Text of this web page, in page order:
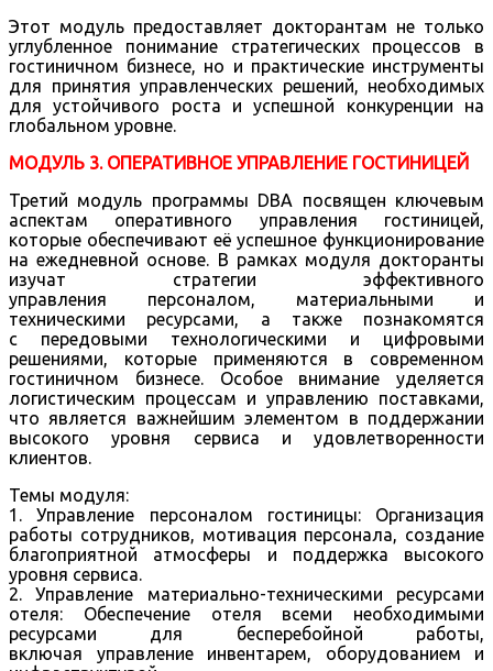
Этот модуль предоставляет докторантам не только
углубленное понимание стратегических процессов в
гостиничном бизнесе, но и практические инструменты
для принятия управленческих решений, необходимых
для устойчивого роста и успешной конкуренции на
глобальном уровне.
МОДУЛЬ 3. ОПЕРАТИВНОЕ УПРАВЛЕНИЕ ГОСТИНИЦЕЙ
Третий модуль программы DBA посвящен ключевым
аспектам оперативного управления гостиницей,
которые обеспечивают её успешное функционирование
на ежедневной основе. В рамках модуля докторанты
изучат стратегии эффективного
управления персоналом, материальными и
техническими ресурсами, а также познакомятся
с передовыми технологическими и цифровыми
решениями, которые применяются в современном
гостиничном бизнесе. Особое внимание уделяется
логистическим процессам и управлению поставками,
что является важнейшим элементом в поддержании
высокого уровня сервиса и удовлетворенности
клиентов.
Темы модуля:
1. Управление персоналом гостиницы: Организация
работы сотрудников, мотивация персонала, создание
благоприятной атмосферы и поддержка высокого
уровня сервиса.
2. Управление материально-техническими ресурсами
отеля: Обеспечение отеля всеми необходимыми
ресурсами для бесперебойной работы,
включая управление инвентарем, оборудованием и